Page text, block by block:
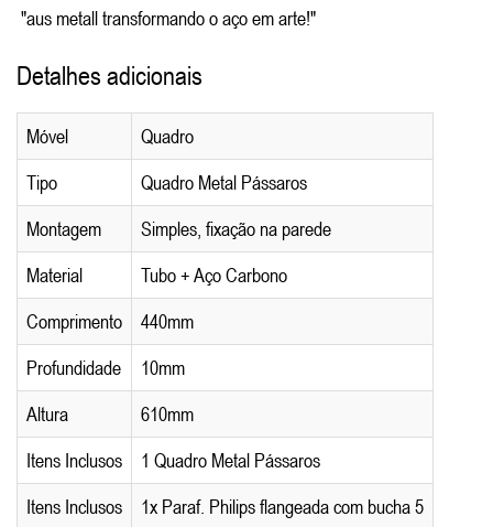
"aus metall transformando o aço em arte!"
Detalhes adicionais
Móvel
Quadro
Tipo
Quadro Metal Pássaros
Montagem
Simples, fixação na parede
Material
Tubo + Aço Carbono
Comprimento
440mm
Profundidade
10mm
Altura
610mm
Itens Inclusos
1 Quadro Metal Pássaros
Itens Inclusos
1x Paraf. Philips flangeada com bucha 5